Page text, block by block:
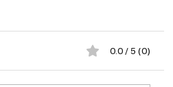
0.0 / 5 (0)